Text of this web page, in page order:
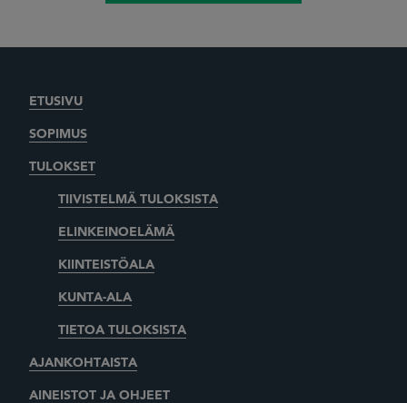
ETUSIVU
SOPIMUS
TULOKSET
TIIVISTELMÄ TULOKSISTA
ELINKEINOELÄMÄ
KIINTEISTÖALA
KUNTA-ALA
TIETOA TULOKSISTA
AJANKOHTAISTA
AINEISTOT JA OHJEET